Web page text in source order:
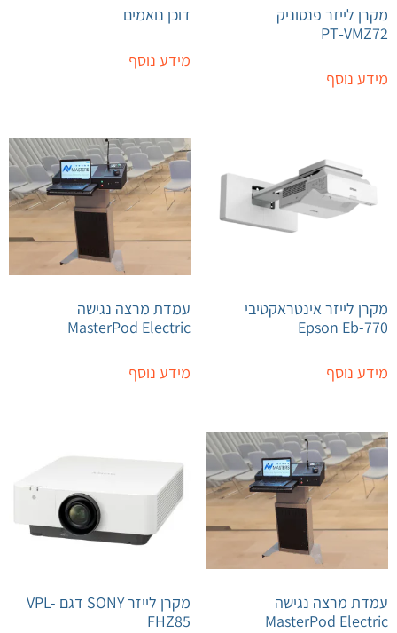
מקרן לייזר פנסוניק
PT‑VMZ72
מידע נוסף
דוכן נואמים
מידע נוסף
מקרן לייזר אינטראקטיבי
Epson Eb-770
מידע נוסף
עמדת מרצה נגישה
MasterPod Electric
מידע נוסף
עמדת מרצה נגישה
MasterPod Electric
מקרן לייזר SONY דגם VPL-
FHZ85